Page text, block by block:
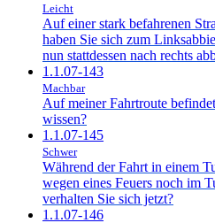
Leicht
Auf einer stark befahrenen
haben Sie sich zum
nun stattdessen nach rechts
1.1.07-143
Machbar
Auf meiner Fahrtroute
wissen?
1.1.07-145
Schwer
Während der Fahrt in einem
wegen eines Feuers noch im
verhalten Sie sich jetzt?
1.1.07-146